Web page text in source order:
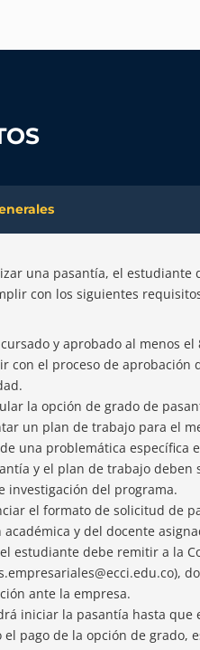
una pasantía, el estudiante
con los siguientes
y aprobado al menos
con el proceso de aprobación
la opción de grado de
un plan de trabajo para el
una problemática específica
y el plan de trabajo
investigación del programa.
el formato de solicitud de
y del docente
estudiante debe remitir a la
ante la empresa.
iniciar la pasantía hasta que
el pago de la opción de grado,